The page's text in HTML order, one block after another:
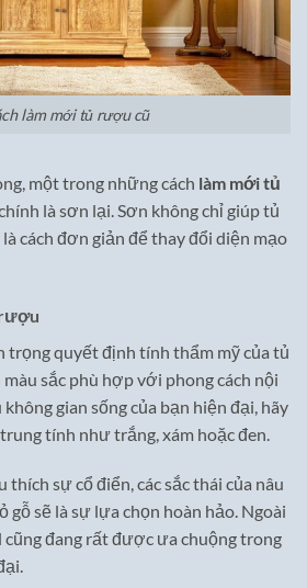
làm mới tủ rượu cũ
một trong những cách làm mới tủ
là sơn lại. Sơn không chỉ giúp tủ
cách đơn giản để thay đổi diện mạo
trọng quyết định tính thẩm mỹ của tủ
sắc phù hợp với phong cách nội
gian sống của bạn hiện đại, hãy
tính như trắng, xám hoặc đen.
thích sự cổ điển, các sắc thái của nâu
gỗ sẽ là sự lựa chọn hoàn hảo. Ngoài
cũng đang rất được ưa chuộng trong